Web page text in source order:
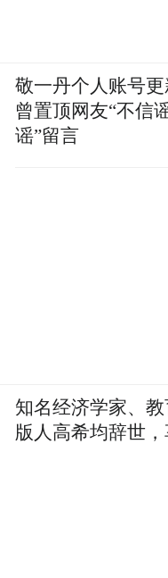
敬一丹个人账号
曾置顶网友“不信
谣”留言
知名经济学家、教
版人高希均辞世，